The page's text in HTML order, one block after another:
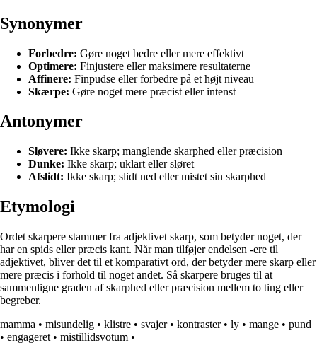
Synonymer
Forbedre: Gøre noget bedre eller mere effektivt
Optimere: Finjustere eller maksimere resultaterne
Affinere: Finpudse eller forbedre på et højt niveau
Skærpe: Gøre noget mere præcist eller intenst
Antonymer
Sløvere: Ikke skarp; manglende skarphed eller præcision
Dunke: Ikke skarp; uklart eller sløret
Afslidt: Ikke skarp; slidt ned eller mistet sin skarphed
Etymologi
Ordet skarpere stammer fra adjektivet skarp, som betyder noget, der
har en spids eller præcis kant. Når man tilføjer endelsen -ere til
adjektivet, bliver det til et komparativt ord, der betyder mere skarp eller
mere præcis i forhold til noget andet. Så skarpere bruges til at
sammenligne graden af skarphed eller præcision mellem to ting eller
begreber.
mamma • misundelig • klistre • svajer• kontraster• ly • mange • pund
• engageret • mistillidsvotum •